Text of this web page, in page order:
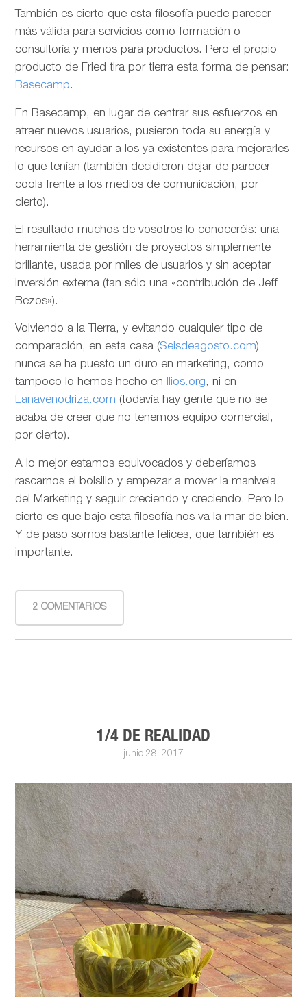
También es cierto que esta filosofía puede parecer
más válida para servicios como formación o
consultoría y menos para productos. Pero el propio
producto de Fried tira por tierra esta forma de pensar:
Basecamp.
En Basecamp, en lugar de centrar sus esfuerzos en
atraer nuevos usuarios, pusieron toda su energía y
recursos en ayudar a los ya existentes para mejorarles
lo que tenían (también decidieron dejar de parecer
cools frente a los medios de comunicación, por
cierto).
El resultado muchos de vosotros lo conoceréis: una
herramienta de gestión de proyectos simplemente
brillante, usada por miles de usuarios y sin aceptar
inversión externa (tan sólo una «contribución de Jeff
Bezos»).
Volviendo a la Tierra, y evitando cualquier tipo de
comparación, en esta casa (Seisdeagosto.com)
nunca se ha puesto un duro en marketing, como
tampoco lo hemos hecho en Ilios.org, ni en
Lanavenodriza.com (todavía hay gente que no se
acaba de creer que no tenemos equipo comercial,
por cierto).
A lo mejor estamos equivocados y deberíamos
rascarnos el bolsillo y empezar a mover la manivela
del Marketing y seguir creciendo y creciendo. Pero lo
cierto es que bajo esta filosofía nos va la mar de bien.
Y de paso somos bastante felices, que también es
importante.
2 COMENTARIOS
1/4 DE REALIDAD
junio 28, 2017